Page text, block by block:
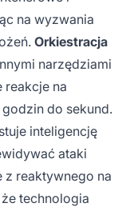
na wyzwania
Orkiestracja
narzędziami
reakcje na
do sekund.
inteligencję
ataki
z reaktywnego na
technologia